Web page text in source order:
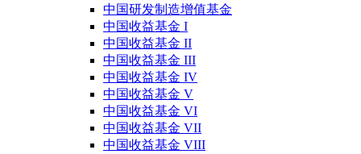
中国研发制造增值基金
中国收益基金 I
中国收益基金 II
中国收益基金 III
中国收益基金 IV
中国收益基金 V
中国收益基金 VI
中国收益基金 VII
中国收益基金 VIII